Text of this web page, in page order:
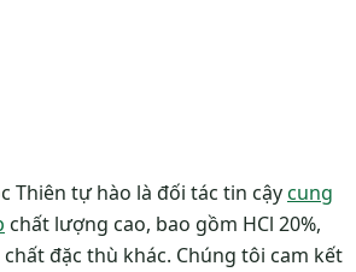
Thiên tự hào là đối tác tin cậycung
chất lượng cao, bao gồm HCl 20%,
chất đặc thù khác. Chúng tôi cam kết